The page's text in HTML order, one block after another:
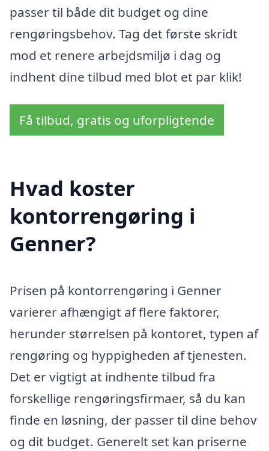
passer til både dit budget og dine
rengøringsbehov. Tag det første skridt
mod et renere arbejdsmiljø i dag og
indhent dine tilbud med blot et par klik!
Få tilbud, gratis og uforpligtende
Hvad koster
kontorrengøring i
Genner?
Prisen på kontorrengøring i Genner
varierer afhængigt af flere faktorer,
herunder størrelsen på kontoret, typen af
rengøring og hyppigheden af tjenesten.
Det er vigtigt at indhente tilbud fra
forskellige rengøringsfirmaer, så du kan
finde en løsning, der passer til dine behov
og dit budget. Generelt set kan priserne